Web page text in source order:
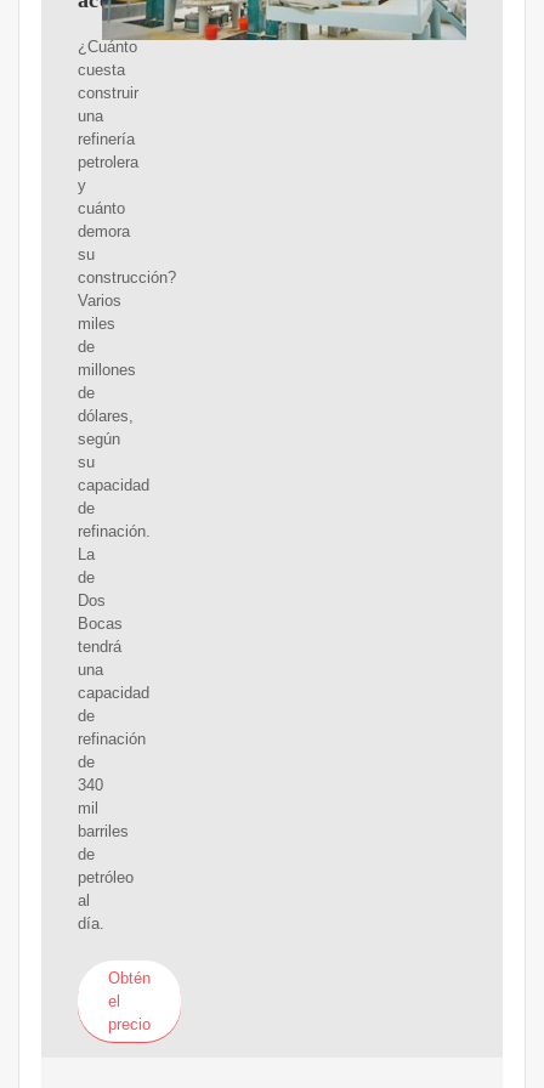
¿Cuánto
cuesta
construir
una
refinería
petrolera
y
cuánto
demora
su
construcción?
Varios
miles
de
millones
de
dólares,
según
su
capacidad
de
refinación.
La
de
Dos
Bocas
tendrá
una
capacidad
de
refinación
de
340
mil
barriles
de
petróleo
al
día.
Obtén
el
precio